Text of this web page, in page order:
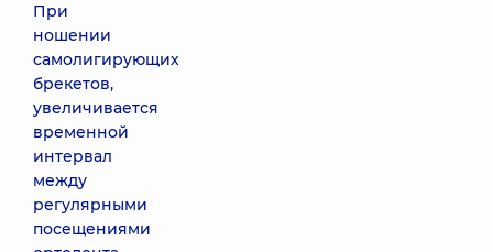
При
ношении
самолигирующих
брекетов,
увеличивается
временной
интервал
между
регулярными
посещениями